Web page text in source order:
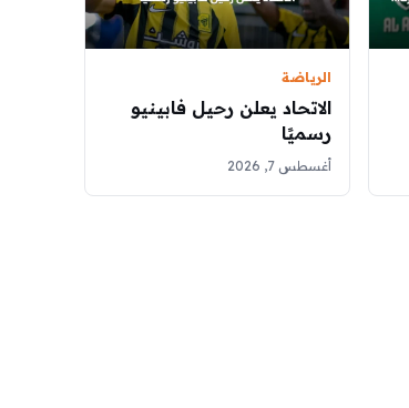
الرياضة
الاتحاد يعلن رحيل فابينيو
رسميًا
أغسطس 7, 2026